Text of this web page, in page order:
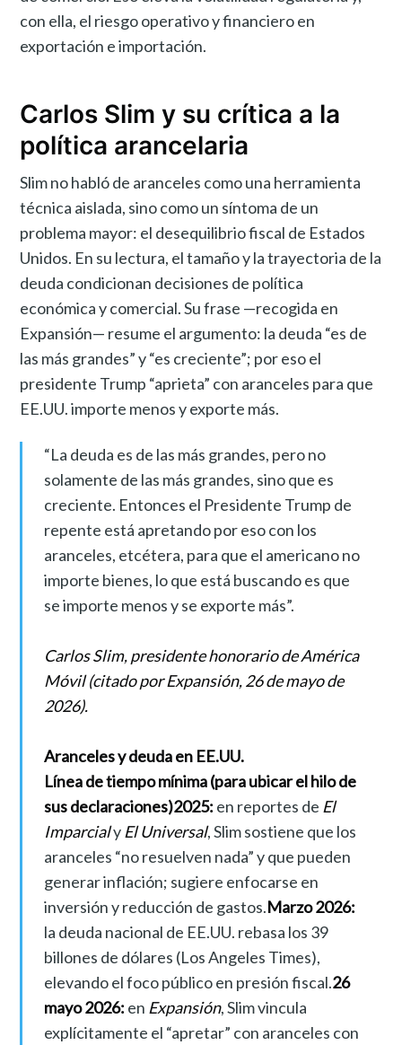
con ella, el riesgo operativo y financiero en
exportación e importación.
Carlos Slim y su crítica a la
política arancelaria
Slim no habló de aranceles como una herramienta
técnica aislada, sino como un síntoma de un
problema mayor: el desequilibrio fiscal de Estados
Unidos. En su lectura, el tamaño y la trayectoria de la
deuda condicionan decisiones de política
económica y comercial. Su frase —recogida en
Expansión— resume el argumento: la deuda “es de
las más grandes” y “es creciente”; por eso el
presidente Trump “aprieta” con aranceles para que
EE.UU. importe menos y exporte más.
“La deuda es de las más grandes, pero no
solamente de las más grandes, sino que es
creciente. Entonces el Presidente Trump de
repente está apretando por eso con los
aranceles, etcétera, para que el americano no
importe bienes, lo que está buscando es que
se importe menos y se exporte más”.
Carlos Slim, presidente honorario de América
Móvil (citado por Expansión, 26 de mayo de
2026).
Aranceles y deuda en EE.UU.
Línea de tiempo mínima (para ubicar el hilo de
sus declaraciones)2025: en reportes de El
Imparcialy El Universal, Slim sostiene que los
aranceles “no resuelven nada” y que pueden
generar inflación; sugiere enfocarse en
inversión y reducción de gastos.Marzo 2026:
la deuda nacional de EE.UU. rebasa los 39
billones de dólares (Los Angeles Times),
elevando el foco público en presión fiscal.26
mayo 2026: en Expansión, Slim vincula
explícitamente el “apretar” con aranceles con